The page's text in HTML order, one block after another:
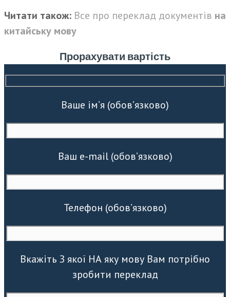
Читати також: Все про переклад документів на
китайську мову
Прорахувати вартість
Ваше ім’я (обов’язково)
Ваш e-mail (обов’язково)
Телефон (обов’язково)
Вкажіть З якої НА яку мову Вам потрібно
зробити переклад